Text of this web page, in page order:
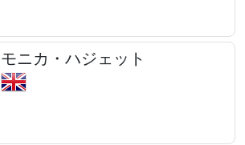
モニカ・ハジェット